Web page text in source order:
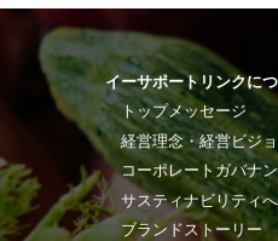
イーサポートリンクに
トップメッセージ
経営理念・経営ビジ
コーポレートガバナ
サスティナビリティ
ブランドストーリー